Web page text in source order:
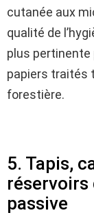
cutanée aux
qualité de
plus pertinente
papiers traités
forestière.
5. Tapis,
réservoirs
passive